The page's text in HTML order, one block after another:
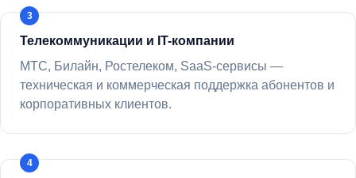
Телекоммуникации и IT-компании
МТС, Билайн, Ростелеком, SaaS-сервисы —
техническая и коммерческая поддержка абонентов и
корпоративных клиентов.